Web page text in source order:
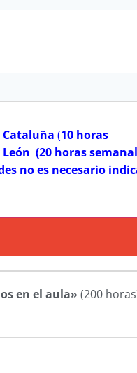
Cataluña (10 horas
(20 horas
no es necesario
en el aula» (200